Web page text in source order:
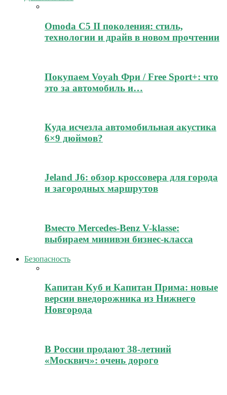
Omoda C5 II поколения: стиль,
технологии и драйв в новом прочтении
Покупаем Voyah Фри / Free Sport+: что
это за автомобиль и…
Куда исчезла автомобильная акустика
6×9 дюймов?
Jeland J6: обзор кроссовера для города
и загородных маршрутов
Вместо Mercedes-Benz V-klasse:
выбираем минивэн бизнес-класса
Безопасность
Капитан Куб и Капитан Прима: новые
версии внедорожника из Нижнего
Новгорода
В России продают 38-летний
«Москвич»: очень дорого